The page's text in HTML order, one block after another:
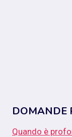
DOMANDE
Quando è